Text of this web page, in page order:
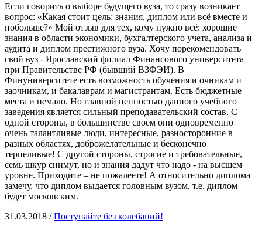
Если говорить о выборе будущего вуза, то сразу возникает
вопрос: «Какая стоит цель: знания, диплом или всё вместе и
побольше?» Мой отзыв для тех, кому нужно всё: хорошие
знания в области экономики, бухгалтерского учета, анализа и
аудита и диплом престижного вуза. Хочу порекомендовать
свой вуз - Ярославский филиал Финансового университета
при Правительстве РФ (бывший ВЗФЭИ). В
Финуниверситете есть возможность обучения и очникам и
заочникам, и бакалаврам и магистрантам. Есть бюджетные
места и немало. Но главной ценностью данного учебного
заведения является сильный преподавательский состав. С
одной стороны, в большинстве своем они одновременно
очень талантливые люди, интересные, разносторонние в
разных областях, доброжелательные и бесконечно
терпеливые! С другой стороны, строгие и требовательные,
семь шкур снимут, но и знания дадут что надо - на высшем
уровне. Приходите – не пожалеете! А относительно диплома
замечу, что диплом выдается головным вузом, т.е. диплом
будет московским.
31.03.2018 /Поступайте без колебаний!